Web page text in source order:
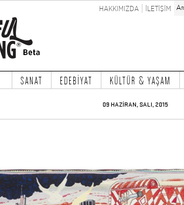
HAKKIMIZDA İLETİŞİM
SANAT EDEBİYAT KÜLTÜR & YAŞAM
09 HAZİRAN, SALI, 2015